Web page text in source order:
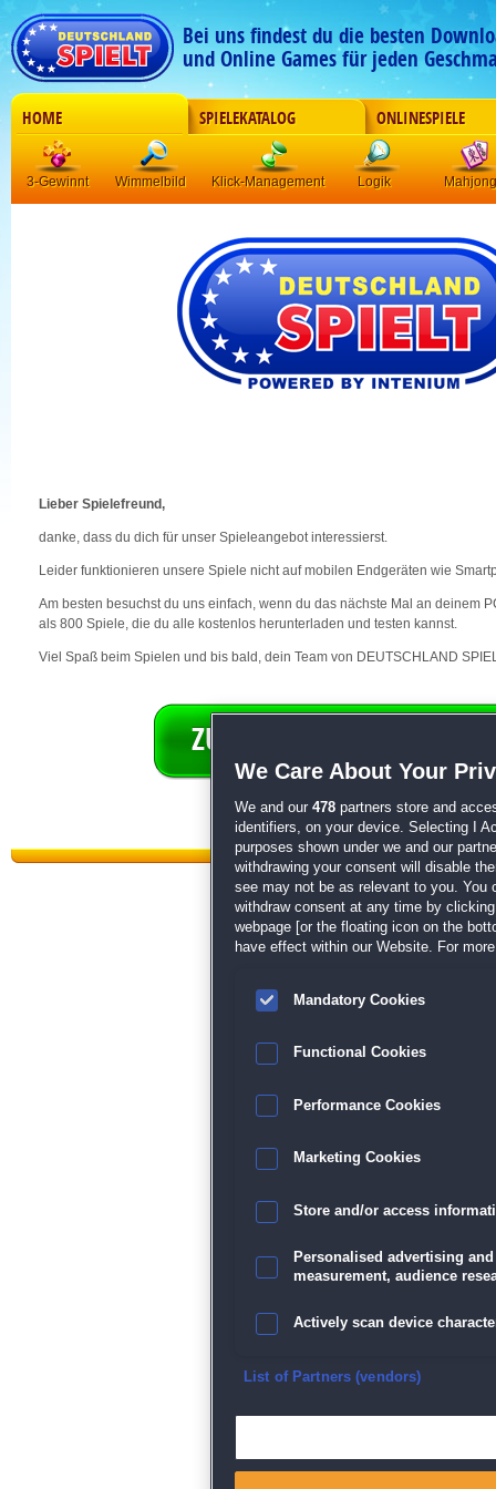
Bei uns findest du die besten
und Online Games für jeden
HOME SPIELEKATALOG ONLINESPIELE
3-Gewinnt Wimmelbild Klick-Management Logik Mahjong
Lieber Spielefreund,
danke, dass du dich für unser Spieleangebot interessierst.
Leider funktionieren unsere Spiele nicht auf mobilen Endgeräten wie
Am besten besuchst du uns einfach, wenn du das nächste Mal an deinem
als 800 Spiele, die du alle kostenlos herunterladen und testen kannst.
Viel Spaß beim Spielen und bis bald, dein Team von DEUTSCHLAND
Datenschutz| AGB|Impressum
We Care About Your
We and our 478 partners store and
identifiers, on your device. Selecting I
purposes shown under we and our
withdrawing your consent will disable
see may not be as relevant to you. You
withdraw consent at any time by
webpage [or the floating icon on the
have effect within our Website. For
Mandatory Cookies
Functional Cookies
Performance Cookies
Marketing Cookies
Store and/or access
Personalised advertising
measurement, audience
Actively scan device
Ensure security, prevent
List of Partners (vendors)